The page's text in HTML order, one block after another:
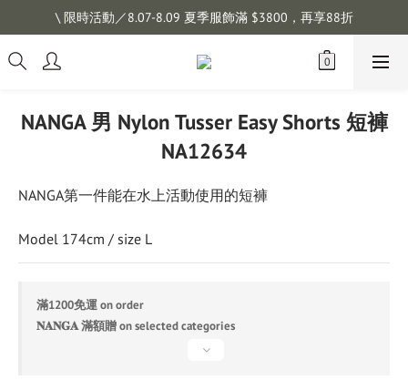
註冊會員拿購物金 $100，滿$1200免運
\ 限時活動／8.07-8.09 夏季服飾滿 $3800，再享88折
註冊會員拿購物金 $100，滿$1200免運
NANGA 男 Nylon Tusser Easy Shorts 短褲
NA12634
NANGA第一件能在水上活動使用的短褲
Model 174cm / size L
滿1200免運 on order
𝐍𝐀𝐍𝐆𝐀 滿額贈 on selected categories